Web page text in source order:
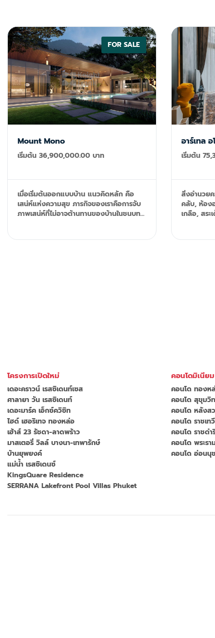
FOR SALE
Mount Mono
เริ่มต้น 36,900,000.00 บาท
เมื่อเริ่มต้นออกแบบบ้าน แนวคิดหลัก คือ
เสน่ห์แห่งความสุข ภารกิจของเราคือการจับ
ภาพเสน่ห์ที่ไม่อาจต้านทานของบ้านในชนบท
ปรับให้เหมาะกับการใช้ชีวิตสมัยใหม่อย่าง
ครัวบิวท์อินพร้อมอุปกรณ์ครบครัน + ล็อค
ประตูทางเข้าแบบดิจิตอล + เพดานสูง +
ตกแต่งผนังไม้ + 4 ห้องนอนในตัว + สระน้ำ
เกลือ + สวน
อาร์เทล
เริ่มต้น
สิ่งอำนวย
คลับ, ห้อง
เกลือ, สระ
ชั่วโมง Tel: 092-599-9690 (K'Rung)
โครงการเปิดใหม่
เดอะคราวน์ เรสซิเดนท์เซส
ศาลายา วัน เรสซิเดนท์
เดอะมาร์ค เอ็กซ์ควิซิท
ไฮด์ เฮอริเทจ ทองหล่อ
เฮ้าส์ 23 รัชดา-ลาดพร้าว
มาสเตอรี่ วิลล์ บางนา-เทพารักษ์
บ้านยุพยงค์
แม่น้ำ เรสซิเดนซ์
KingsQuare Residence
SERRANA Lakefront Pool Villas Phuket
คอนโดมิเนีย
คอนโด ทองห
คอนโด สุขุมวิ
คอนโด หลังส
คอนโด ราชเ
คอนโด ราชดำ
คอนโด พระร
คอนโด อ่อนนุ